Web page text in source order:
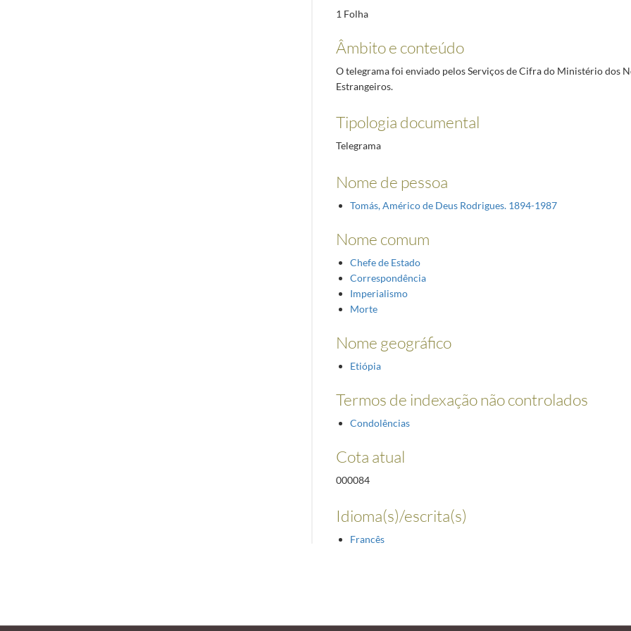
1 Folha
Âmbito e conteúdo
O telegrama foi enviado pelos Serviços de Cifra do Ministério dos
Estrangeiros.
Tipologia documental
Telegrama
Nome de pessoa
Tomás, Américo de Deus Rodrigues. 1894-1987
Nome comum
Chefe de Estado
Correspondência
Imperialismo
Morte
Nome geográfico
Etiópia
Termos de indexação não controlados
Condolências
Cota atual
000084
Idioma(s)/escrita(s)
Francês